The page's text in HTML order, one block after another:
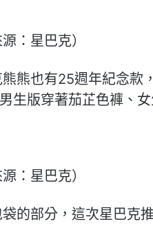
源：星巴克）
熊也有25週年紀念款
生版穿著茄芷色褲、
源：星巴克）
的部分，這次星巴克